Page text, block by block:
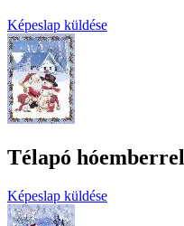
Képeslap küldése
Télapó hóemberrel
Képeslap küldése